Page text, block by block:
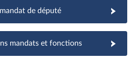
de député
au mandat de député
mandats et fonctions